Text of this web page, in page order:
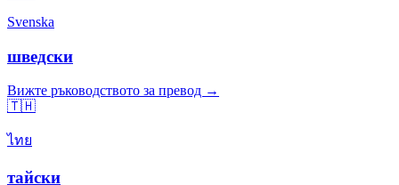
Svenska
шведски
Вижте ръководството за превод →
🇹🇭
ไทย
тайски